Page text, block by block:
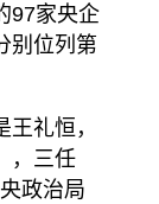
97家央企
别位列第
礼恒，
，三任
政治局